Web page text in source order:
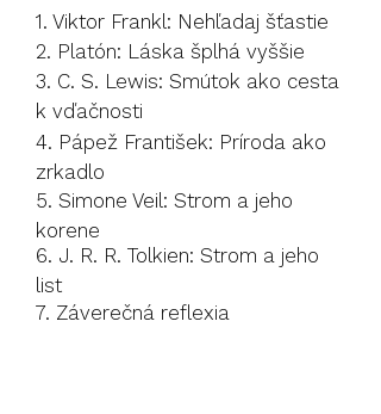
1. Viktor Frankl: Nehľadaj šťastie
2. Platón: Láska šplhá vyššie
3. C. S. Lewis: Smútok ako cesta
k vďačnosti
4. Pápež František: Príroda ako
zrkadlo
5. Simone Veil: Strom a jeho
korene
6. J. R. R. Tolkien: Strom a jeho
list
7. Záverečná reflexia